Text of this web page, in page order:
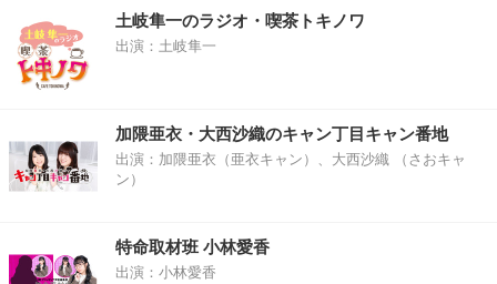
土岐隼一のラジオ・喫茶トキノワ
出演：土岐隼一
加隈亜衣・大西沙織のキャン丁目キャン番地
出演：加隈亜衣（亜衣キャン）、大西沙織 （さおキャ
ン）
特命取材班 小林愛香
出演：小林愛香